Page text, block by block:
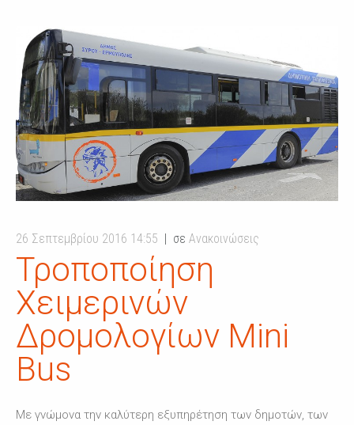
26 Σεπτεμβρίου 2016 14:55 σε Ανακοινώσεις
Τροποποίηση
Χειμερινών
Δρομολογίων Mini
Bus
Με γνώμονα την καλύτερη εξυπηρέτηση των δημοτών, των